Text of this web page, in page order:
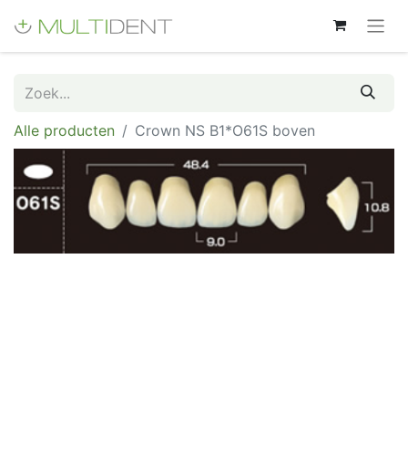
Alle producten Crown NS B1*O61S boven